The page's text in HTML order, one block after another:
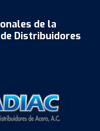
de la
Distribuidores